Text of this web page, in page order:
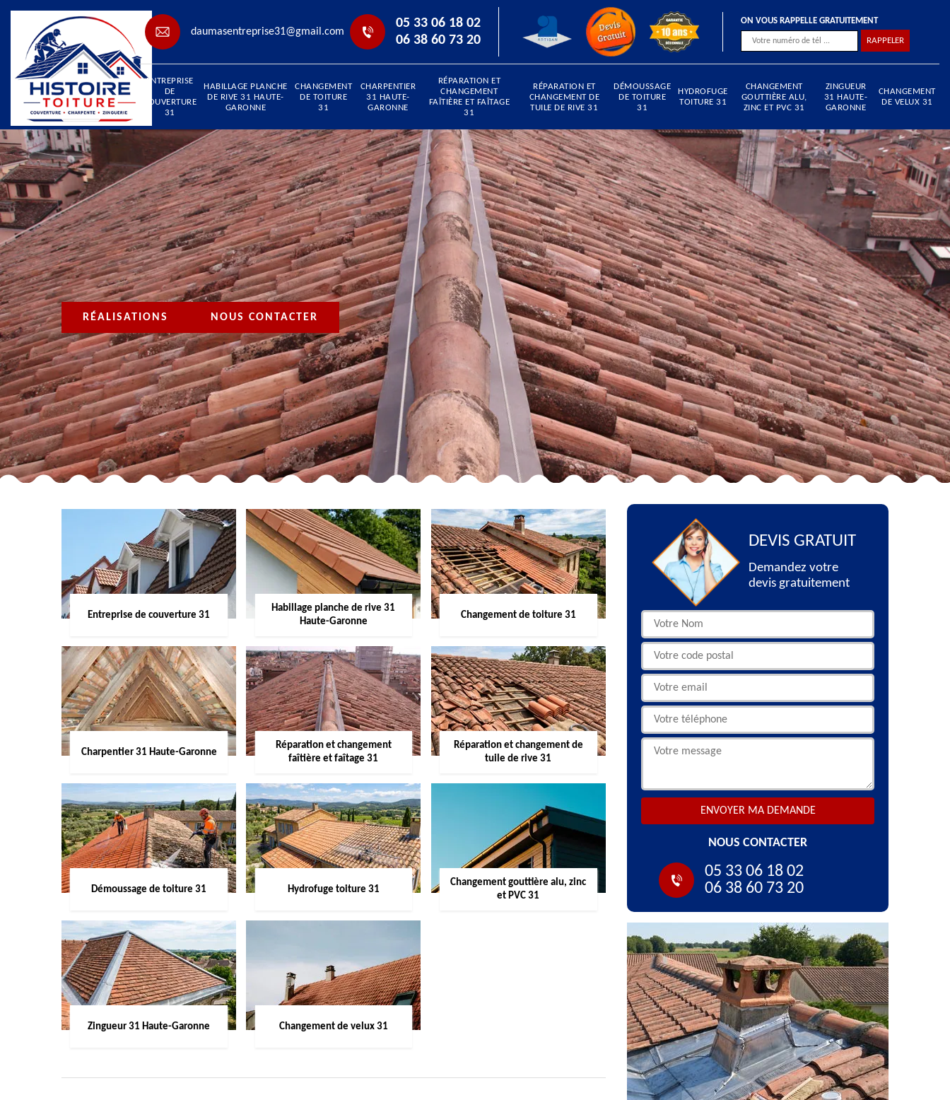
daumasentreprise31@gmail.com
05 33 06 18 02
06 38 60 73 20
ON VOUS RAPPELLE GRATUITEMENT
ENTREPRISE
DE
COUVERTURE
31
HABILLAGE PLANCHE
DE RIVE 31 HAUTE-
GARONNE
CHANGEMENT
DE TOITURE
31
CHARPENTIER
31 HAUTE-
GARONNE
RÉPARATION ET
CHANGEMENT
FAÎTIÈRE ET FAÎTAGE
31
RÉPARATION ET
CHANGEMENT DE
TUILE DE RIVE 31
DÉMOUSSAGE
DE TOITURE
31
HYDROFUGE
TOITURE 31
CHANGEMENT
GOUTTIÈRE ALU,
ZINC ET PVC 31
ZINGUEUR
31 HAUTE-
GARONNE
CHANGEMENT
DE VELUX 31
RÉALISATIONS NOUS CONTACTER
Entreprise de couverture 31
Habillage planche de rive 31
Haute-Garonne
Changement de toiture 31
Charpentier 31 Haute-Garonne
Réparation et changement
faîtière et faîtage 31
Réparation et changement de
tuile de rive 31
Démoussage de toiture 31 Hydrofuge toiture 31
Changement gouttière alu, zinc
et PVC 31
Zingueur 31 Haute-Garonne Changement de velux 31
DEVIS GRATUIT
Demandez votre
devis gratuitement
NOUS CONTACTER
05 33 06 18 02
06 38 60 73 20